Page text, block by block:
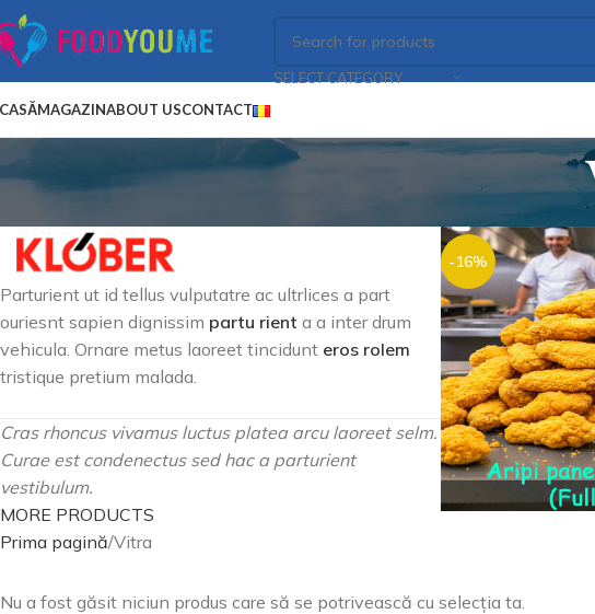
SELECT CATEGORY
MAGAZINABOUT USCONTACT
Parturient ut id tellus vulputatre ac ultrlices a part
ouriesnt sapien dignissim partu rient a a inter drum
vehicula. Ornare metus laoreet tincidunt eros rolem
tristique pretium malada.
Cras rhoncus vivamus luctus platea arcu laoreet selm.
Curae est condenectus sed hac a parturient
vestibulum.
MORE PRODUCTS
-16%
Prima pagină Vitra
Nu a fost găsit niciun produs care să se potrivească cu selecția ta.